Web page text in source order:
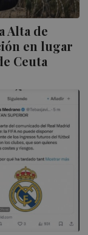
Alta de
en lugar
Ceuta